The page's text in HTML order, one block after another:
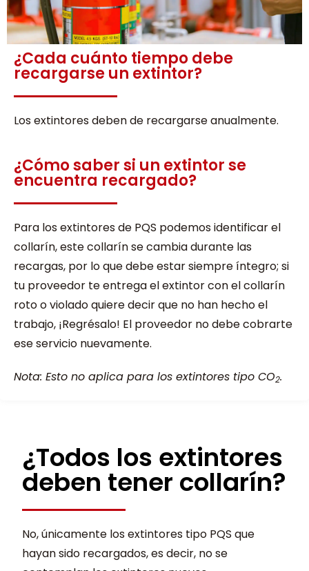
¿Cada cuánto tiempo debe
recargarse un extintor?
Los extintores deben de recargarse anualmente.
¿Cómo saber si un extintor se
encuentra recargado?
Para los extintores de PQS podemos identificar el
collarín, este collarín se cambia durante las
recargas, por lo que debe estar siempre íntegro; si
tu proveedor te entrega el extintor con el collarín
roto o violado quiere decir que no han hecho el
trabajo, ¡Regrésalo! El proveedor no debe cobrarte
ese servicio nuevamente.
Nota: Esto no aplica para los extintores tipo CO2.
¿Todos los extintores
deben tener collarín?
No, únicamente los extintores tipo PQS que
hayan sido recargados, es decir, no se